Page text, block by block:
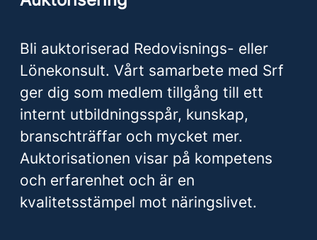
Bli auktoriserad Redovisnings- eller
Lönekonsult. Vårt samarbete med Srf
ger dig som medlem tillgång till ett
internt utbildningsspår, kunskap,
branschträffar och mycket mer.
Auktorisationen visar på kompetens
och erfarenhet och är en
kvalitetsstämpel mot näringslivet.